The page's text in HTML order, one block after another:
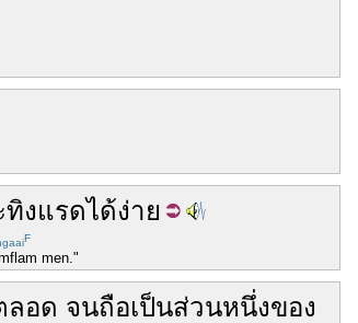
ทิงแรดได้ง่าย
F
men."
ลอด จนถือเป็นส่วนหนึ่งของ